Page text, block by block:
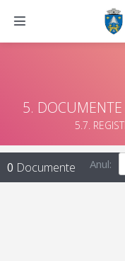
5.
5.7.
0 Documente Anul: